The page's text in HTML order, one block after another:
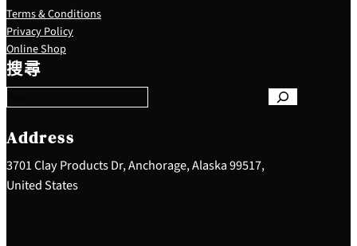
Terms & Conditions
Privacy Policy
Online Shop
搜尋
S
e
a
c
h
Address
3701 Clay Products Dr, Anchorage, Alaska 99517,
United States